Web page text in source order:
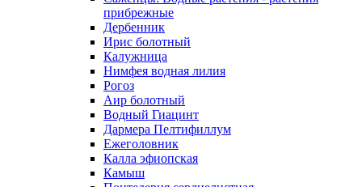
прибрежные
Дербенник
Ирис болотный
Калужница
Нимфея водная лилия
Рогоз
Аир болотный
Водный Гиацинт
Дармера Пелтифиллум
Ежеголовник
Калла эфиопская
Камыш